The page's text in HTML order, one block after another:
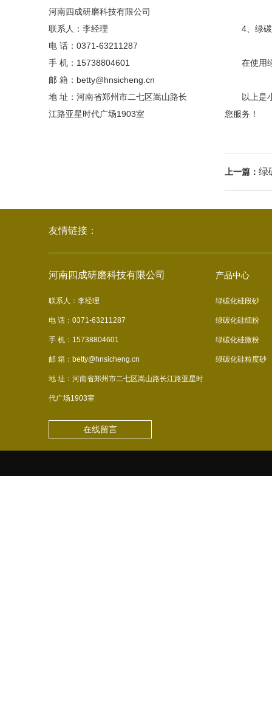
河南四成研磨科技有限公司
联系人：李经理
电 话：0371-63211287
手 机：15738804601
邮 箱：betty@hnsicheng.cn
地 址：河南省郑州市二七区嵩山路长
江路亚星时代广场1903室
4、绿碳
在使用绿
以上是小
您服务！
上一篇： 绿
友情链接：
河南四成研磨科技有限公司
联系人：李经理
电 话：0371-63211287
手 机：15738804601
邮 箱：betty@hnsicheng.cn
地 址：河南省郑州市二七区嵩山路长江路亚星时
代广场1903室
在线留言
产品中心
绿碳化硅段砂
绿碳化硅细粉
绿碳化硅微粉
绿碳化硅粒度砂